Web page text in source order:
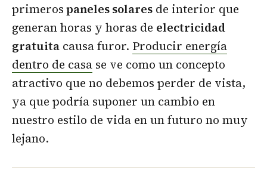
primerospaneles solares de interior que
generan horas y horas de electricidad
gratuita causa furor. Producir energía
dentro de casa se ve como un concepto
atractivo que no debemos perder de vista,
ya que podría suponer un cambio en
nuestro estilo de vida en un futuro no muy
lejano.